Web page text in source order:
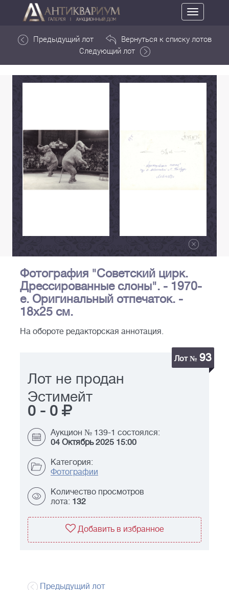
Toggle
navigation
Предыдущий лот
Вернуться к списку лотов
Следующий лот
Фотография "Советский цирк.
Дрессированные слоны". - 1970-
е. Оригинальный отпечаток. -
18х25 см.
На обороте редакторская аннотация.
Лот № 93
Лот не продан
Эстимейт
0 - 0
Аукцион № 139-1 состоялся:
04 Октябрь 2025 15:00
Категория:
Фотографии
Количество просмотров
лота: 132
Добавить в избранное
Предыдущий лот